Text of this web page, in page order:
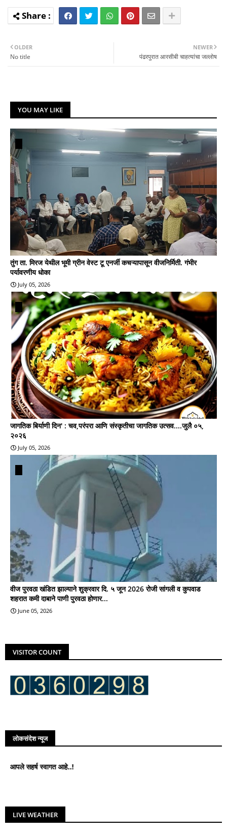
NEWER
पंढरपुरात आरसीबी चाहत्यांचा जल्लोष
OLDER
No title
YOU MAY LIKE
तुंग ता. मिरज येथील भूमी ग्रीन वेस्ट टू एनर्जी कचऱ्यापासून वीजनिर्मिती. गंभीर
पर्यावरणीय धोका
July 05, 2026
जागतिक बिर्याणी दिन' : चव,परंपरा आणि संस्कृतीचा जागतिक उत्सव....जुलै ०५,
२०२६
July 05, 2026
वीज पुरवठा खंडित झाल्याने शुक्रवार दि. ५ जून 2026 रोजी सांगली व कुपवाड
शहरात कमी दाबाने पाणी पुरवठा होणार...
June 05, 2026
VISITOR COUNT
लोकसंदेश न्यूज
स्वागत आहे..!
LIVE WEATHER